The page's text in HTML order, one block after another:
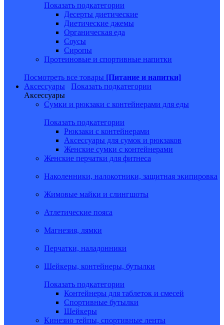
Показать подкатегории
Десерты диетические
Диетические джемы
Органическая еда
Соусы
Сиропы
Протеиновые и спортивные напитки
Посмотреть все товары [Питание и напитки]
Аксессуары
Показать подкатегории
Аксессуары
Сумки и рюкзаки с контейнерами для еды
Показать подкатегории
Рюкзаки с контейнерами
Аксессуары для сумок и рюкзаков
Женские сумки с контейнерами
Женские перчатки для фитнеса
Наколенники, налокотники, защитная экипировка
Жимовые майки и слингшоты
Атлетические пояса
Магнезия, лямки
Перчатки, наладонники
Шейкеры, контейнеры, бутылки
Показать подкатегории
Контейнеры для таблеток и смесей
Спортивные бутылки
Шейкеры
Кинезио тейпы, спортивные ленты